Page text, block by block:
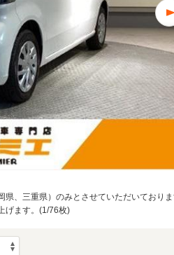
、三重県）のみとさせていただいておりま
げます。(1/76枚)
ボーナス払い
回
期間
価格： 206.2万円
41.3万円